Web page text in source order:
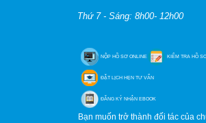
Thứ 7 - Sáng: 8h00- 12h00
NỘP HỒ SƠ ONLINE KIỂM TRA HỒ
ĐẶT LỊCH HẸN TƯ VẤN
ĐĂNG KÝ NHẬN EBOOK
Bạn muốn trở thành đối tác của